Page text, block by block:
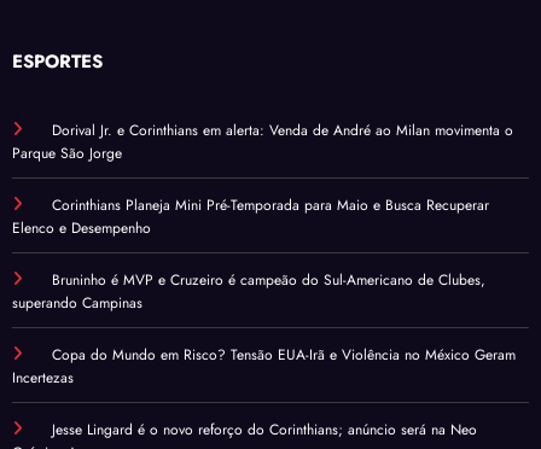
ESPORTES
Dorival Jr. e Corinthians em alerta: Venda de André ao Milan movimenta o
Parque São Jorge
Corinthians Planeja Mini Pré-Temporada para Maio e Busca Recuperar
Elenco e Desempenho
Bruninho é MVP e Cruzeiro é campeão do Sul-Americano de Clubes,
superando Campinas
Copa do Mundo em Risco? Tensão EUA-Irã e Violência no México Geram
Incertezas
Jesse Lingard é o novo reforço do Corinthians; anúncio será na Neo